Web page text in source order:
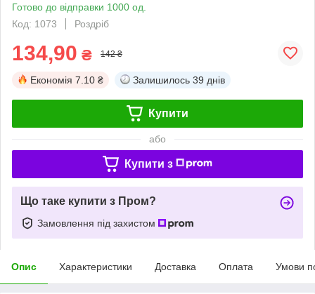
Готово до відправки 1000 од.
Код: 1073
Роздріб
134,90 ₴ 142 ₴
Економія 7.10 ₴ Залишилось 39 днів
Купити
або
Купити з
Що таке купити з Пром?
Замовлення під захистом
Опис Характеристики Доставка Оплата Умови